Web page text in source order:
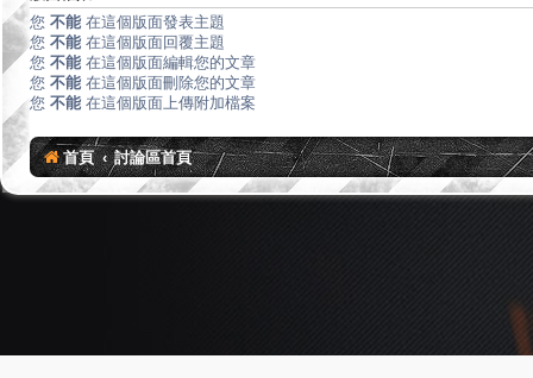
您 不能 在這個版面發表主題
您 不能 在這個版面回覆主題
您 不能 在這個版面編輯您的文章
您 不能 在這個版面刪除您的文章
您 不能 在這個版面上傳附加檔案
首頁 討論區首頁